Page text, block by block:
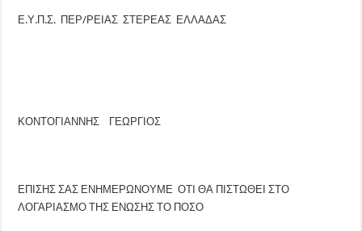
Ε.Υ.Π.Σ. ΠΕΡ/ΡΕΙΑΣ ΣΤΕΡΕΑΣ ΕΛΛΑΔΑΣ
ΚΟΝΤΟΓΙΑΝΝΗΣ ΓΕΩΡΓΙΟΣ
ΕΠΙΣΗΣ ΣΑΣ ΕΝΗΜΕΡΩΝΟΥΜΕ ΟΤΙ ΘΑ ΠΙΣΤΩΘΕΙ ΣΤΟ
ΛΟΓΑΡΙΑΣΜΟ ΤΗΣ ΕΝΩΣΗΣ ΤΟ ΠΟΣΟ